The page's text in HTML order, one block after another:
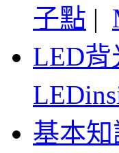
子點 |
LED背
基本知